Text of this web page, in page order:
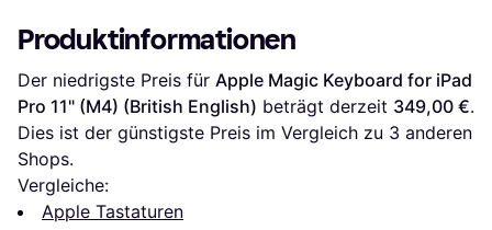
Produktinformationen
Der niedrigste Preis für Apple Magic Keyboard for iPad
Pro 11" (M4) (British English) beträgt derzeit 349,00 €.
Dies ist der günstigste Preis im Vergleich zu 3 anderen
Shops.
Vergleiche:
Apple Tastaturen